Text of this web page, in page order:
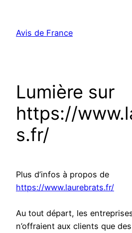
contenu
Avis de France
Lumière sur
https://
s.fr/
Plus d’infos à propos de
https://www.laurebrats.fr/
Au tout départ, les
n’offraient aux clients que